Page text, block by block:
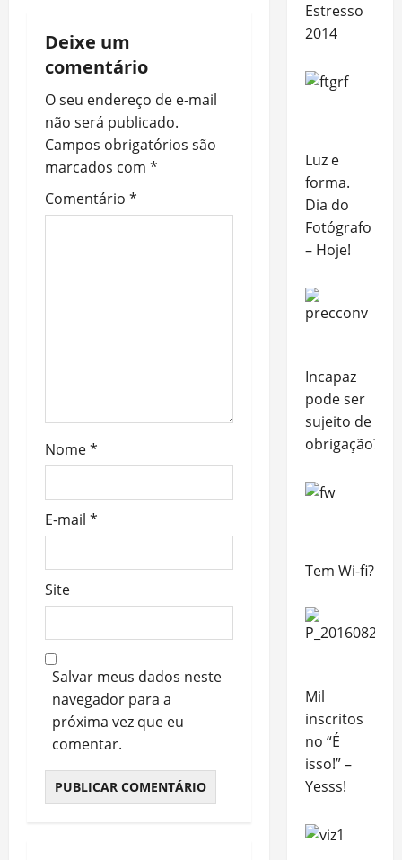
n
a
v
i
g
a
Deixe um
comentário
O seu endereço de e-mail
não será publicado.
Campos obrigatórios são
marcados com *
Comentário *
Nome*
E-mail *
Site
Salvar meus dados neste
navegador para a
próxima vez que eu
comentar.
Estresso
2014
Luz e
forma.
Dia do
Fotógrafo
– Hoje!
Incapaz
pode ser
sujeito de
obrigação?
Tem Wi-fi?
Mil
inscritos
no “É
isso!” –
Yesss!